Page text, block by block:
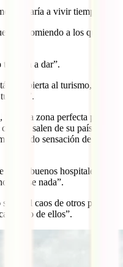
quedaría a vivir tiempo”.
lo recomiendo a los que
te lo va a dar”.
tan abierta al turismo, hay
una zona perfecta para
salen de su país por
tenido sensación de
haber buenos hospitales. En
te pase nada”.
el caos de otros países
uno de ellos”.